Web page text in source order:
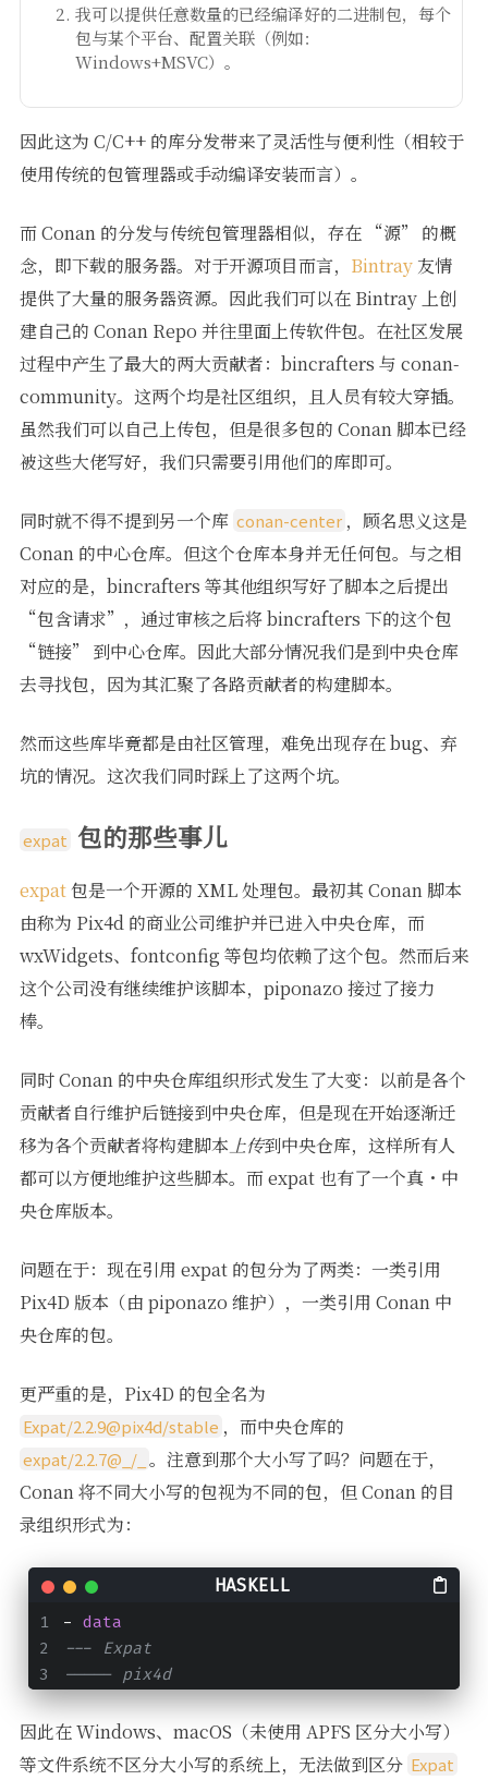
我可以提供任意数量的已经编译好的二进制包，每个
包与某个平台、配置关联（例如：
Windows+MSVC）。
因此这为 C/C++ 的库分发带来了灵活性与便利性（相较于
使用传统的包管理器或手动编译安装而言）。
而 Conan 的分发与传统包管理器相似，存在 “源” 的概
念，即下载的服务器。对于开源项目而言， Bintray友情
提供了大量的服务器资源。因此我们可以在 Bintray 上创
建自己的 Conan Repo 并往里面上传软件包。在社区发展
过程中产生了最大的两大贡献者：bincrafters 与 conan-
community。这两个均是社区组织，且人员有较大穿插。
虽然我们可以自己上传包，但是很多包的 Conan 脚本已经
被这些大佬写好，我们只需要引用他们的库即可。
同时就不得不提到另一个库 conan-center ，顾名思义这是
Conan 的中心仓库。但这个仓库本身并无任何包。与之相
对应的是，bincrafters 等其他组织写好了脚本之后提出
“包含请求”，通过审核之后将 bincrafters 下的这个包
“链接” 到中心仓库。因此大部分情况我们是到中央仓库
去寻找包，因为其汇聚了各路贡献者的构建脚本。
然而这些库毕竟都是由社区管理，难免出现存在 bug、弃
坑的情况。这次我们同时踩上了这两个坑。
expat 包的那些事儿
expat包是一个开源的 XML 处理包。最初其 Conan 脚本
由称为 Pix4d 的商业公司维护并已进入中央仓库，而
wxWidgets、fontconfig 等包均依赖了这个包。然而后来
这个公司没有继续维护该脚本，piponazo 接过了接力
棒。
同时 Conan 的中央仓库组织形式发生了大变：以前是各个
贡献者自行维护后链接到中央仓库，但是现在开始逐渐迁
移为各个贡献者将构建脚本上传到中央仓库，这样所有人
都可以方便地维护这些脚本。而 expat 也有了一个真・中
央仓库版本。
问题在于：现在引用 expat 的包分为了两类：一类引用
Pix4D 版本（由 piponazo 维护），一类引用 Conan 中
央仓库的包。
更严重的是，Pix4D 的包全名为
Expat/2.2.9@pix4d/stable ，而中央仓库的
expat/2.2.7@_/_ 。注意到那个大小写了吗？问题在于，
Conan 将不同大小写的包视为不同的包，但 Conan 的目
录组织形式为：
- data
--- Expat
----- pix4d
因此在 Windows、macOS（未使用 APFS 区分大小写）
等文件系统不区分大小写的系统上，无法做到区分 Expat